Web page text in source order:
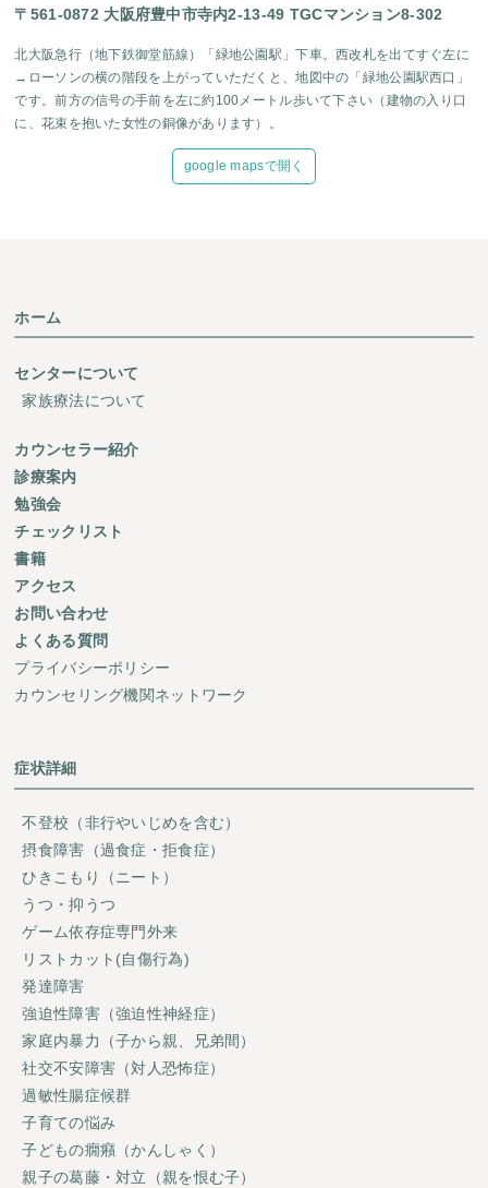
〒561-0872 大阪府豊中市寺内2-13-49 TGCマンション8-302
北大阪急行（地下鉄御堂筋線）「緑地公園駅」下車。西改札を出てすぐ左に
→ローソンの横の階段を上がっていただくと、地図中の「緑地公園駅西口」
です。前方の信号の手前を左に約100メートル歩いて下さい（建物の入り口
に、花束を抱いた女性の銅像があります）。
google mapsで開く
ホーム
センターについて
家族療法について
カウンセラー紹介
診療案内
勉強会
チェックリスト
書籍
アクセス
お問い合わせ
よくある質問
プライバシーポリシー
カウンセリング機関ネットワーク
症状詳細
不登校（非行やいじめを含む）
摂食障害（過食症・拒食症）
ひきこもり（ニート）
うつ・抑うつ
ゲーム依存症専門外来
リストカット(自傷行為)
発達障害
強迫性障害（強迫性神経症）
家庭内暴力（子から親、兄弟間）
社交不安障害（対人恐怖症）
過敏性腸症候群
子育ての悩み
子どもの癇癪（かんしゃく）
親子の葛藤・対立（親を恨む子）